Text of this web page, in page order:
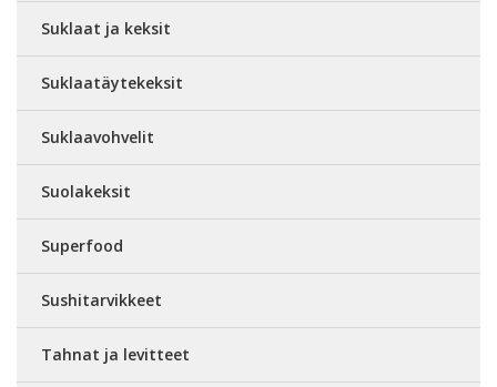
Suklaat ja keksit
Suklaatäytekeksit
Suklaavohvelit
Suolakeksit
Superfood
Sushitarvikkeet
Tahnat ja levitteet